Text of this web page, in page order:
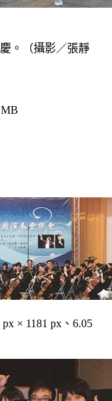
。（攝影／張靜
px × 1181 px、6.05